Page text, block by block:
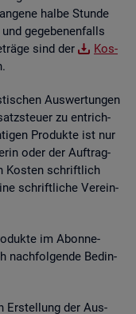
halbe Stun­de
ge­ge­be­nen­falls
sind der
Kos­
Aus­wer­tun­gen
zu ent­rich­
Pro­duk­te ist nur
oder der Auf­trag­
Kos­ten schrift­lich
schrift­li­che Ver­ein­
im Abon­ne­
nach­fol­gen­de Be­din­
Er­stel­lung der Aus­